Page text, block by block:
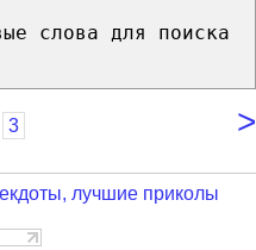
слова для поиска
>
3
лучшие приколы